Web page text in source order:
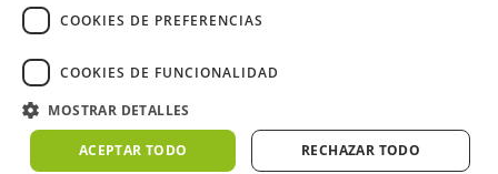
2026 ©NextCaddy.
Política de Privacidad
Términos y Condiciones
Meteo ©AEMET Meteo ©DarkSky
COOKIES DE PREFERENCIAS
COOKIES DE FUNCIONALIDAD
MOSTRAR DETALLES
ACEPTAR TODO RECHAZAR TODO